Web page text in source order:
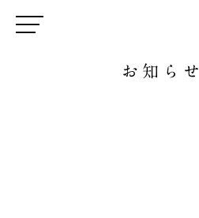
お知らせ